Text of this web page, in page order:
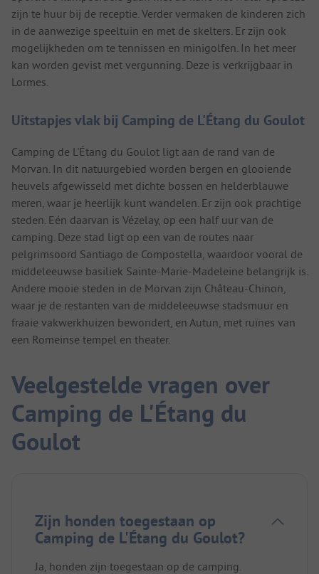
zijn te huur bij de receptie. Verder vermaken de kinderen zich
in de aanwezige speeltuin en met de skelters. Er zijn ook
mogelijkheden om te tennissen en minigolfen. In het meer
kan worden gevist met vergunning. Deze is verkrijgbaar in
Lormes.
Uitstapjes vlak bij Camping de L'Étang du Goulot
Camping de L'Étang du Goulot ligt aan de rand van de
Morvan. In dit natuurgebied worden bergen en glooiende
heuvels afgewisseld met dichte bossen en helderblauwe
meren, waar je heerlijk kunt wandelen. Er zijn ook prachtige
steden. Eén daarvan is Vézelay, op een half uur van de
camping. Deze stad ligt op een van de routes naar
pelgrimsoord Santiago de Compostella, waardoor vooral de
middeleeuwse basiliek Sainte-Marie-Madeleine belangrijk is.
Andere mooie steden in de Morvan zijn Château-Chinon,
waar je de restanten van de middeleeuwse stadsmuur en
fraaie vakwerkhuizen bewondert, en Autun, met ruïnes van
een Romeinse tempel en theater.
Veelgestelde vragen over
Camping de L'Étang du
Goulot
Zijn honden toegestaan op
Camping de L'Étang du Goulot?
Ja, honden zijn toegestaan op de camping.